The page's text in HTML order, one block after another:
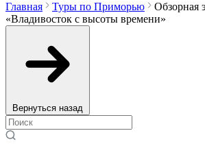
Главная
Туры по Приморью
Обзорная
«Владивосток с высоты времени»
Вернуться назад